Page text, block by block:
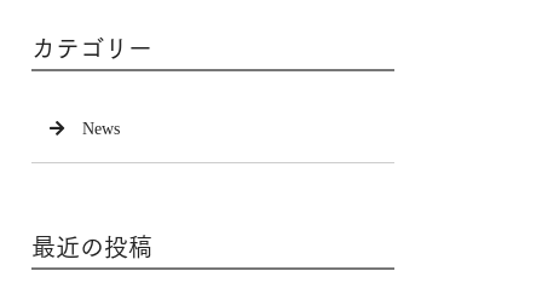
カテゴリー
News
最近の投稿